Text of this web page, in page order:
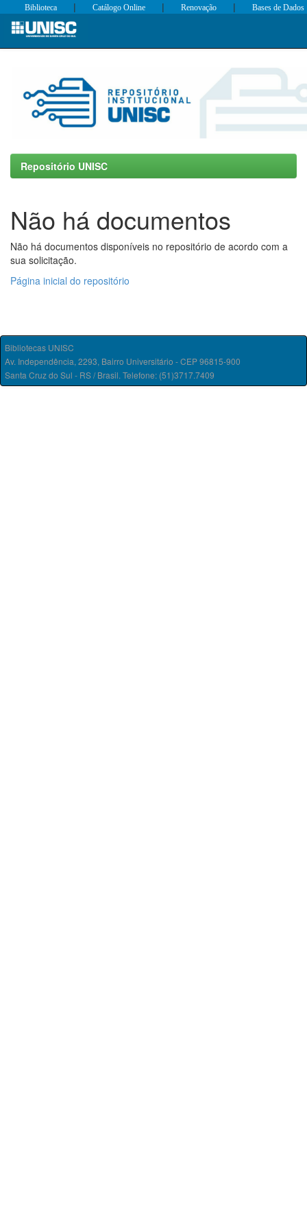
Skip
Biblioteca | Catálogo Online | Renovação | Bases de Dados
Repositório UNISC
Não há documentos
Não há documentos disponíveis no repositório de acordo com a
sua solicitação.
Página inicial do repositório
Bibliotecas UNISC
Av. Independência, 2293, Bairro Universitário - CEP 96815-900
Santa Cruz do Sul - RS / Brasil. Telefone: (51)3717.7409